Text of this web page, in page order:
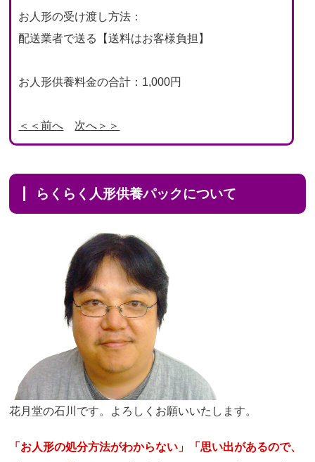
お人形の受け渡し方法：
配送業者で送る【送料はお客様負担】
お人形供養料金の合計：1,000円
＜＜前へ 次へ＞＞
らくらく人形供養パックについて
花月堂の石川です。よろしくお願いいたします。
「お人形の処分方法がわからない」「思い出があるので、